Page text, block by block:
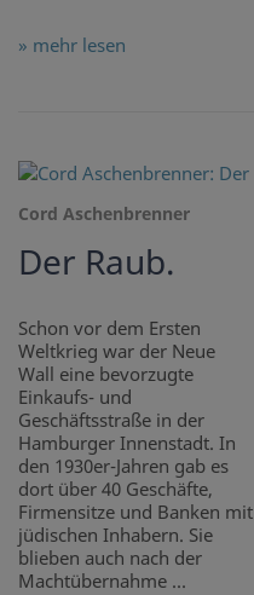
» mehr lesen
Cord Aschenbrenner
Der Raub.
Schon vor dem Ersten
Weltkrieg war der Neue
Wall eine bevorzugte
Einkaufs- und
Geschäftsstraße in der
Hamburger Innenstadt. In
den 1930er-Jahren gab es
dort über 40 Geschäfte,
Firmensitze und Banken mit
jüdischen Inhabern. Sie
blieben auch nach der
Machtübernahme ...